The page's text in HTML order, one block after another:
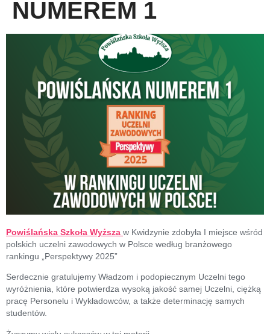
NUMEREM 1
Powiślańska Szkoła Wyższa w Kwidzynie zdobyła I miejsce wśród
polskich uczelni zawodowych w Polsce według branżowego
rankingu „Perspektywy 2025”
Serdecznie gratulujemy Władzom i podopiecznym Uczelni tego
wyróżnienia, które potwierdza wysoką jakość samej Uczelni, ciężką
pracę Personelu i Wykładowców, a także determinację samych
studentów.